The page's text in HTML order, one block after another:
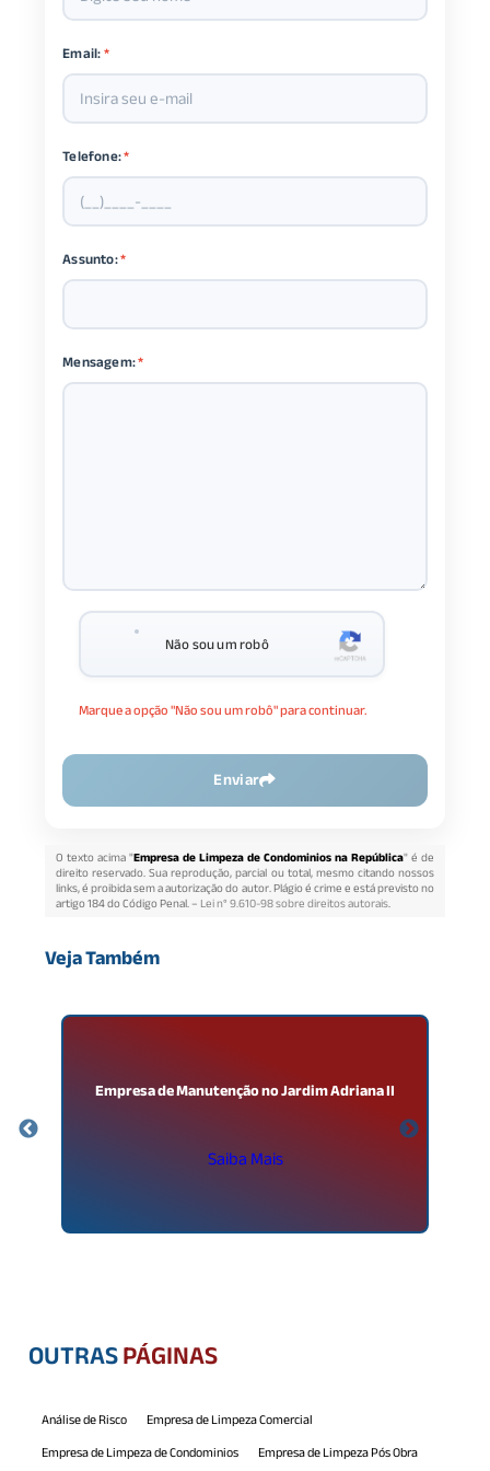
Email:*
Telefone:*
Assunto:*
Mensagem:*
Não sou um robô
Marque a opção "Não sou um robô" para continuar.
Enviar
O texto acima "Empresa de Limpeza de Condominios na República" é de
direito reservado. Sua reprodução, parcial ou total, mesmo citando nossos
links, é proibida sem a autorização do autor. Plágio é crime e está previsto no
artigo 184 do Código Penal. –Lei n° 9.610-98 sobre direitos autorais.
Veja Também
Empresa de Manutenção no Jardim Adriana II
Saiba Mais
OUTRASPÁGINAS
Análise de Risco
Empresa de Limpeza Comercial
Empresa de Limpeza de Condominios
Empresa de Limpeza Pós Obra